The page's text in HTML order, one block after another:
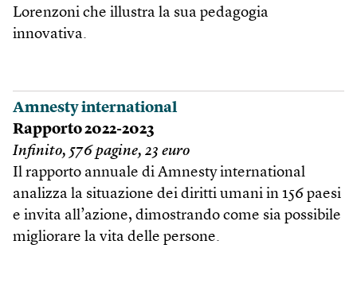
Lorenzoni che illustra la sua pedagogia
innovativa.
Amnesty international
Rapporto 2022-2023
Infinito, 576 pagine, 23 euro
Il rapporto annuale di Amnesty international
analizza la situazione dei diritti umani in 156 paesi
e invita all’azione, dimostrando come sia possibile
migliorare la vita delle persone.